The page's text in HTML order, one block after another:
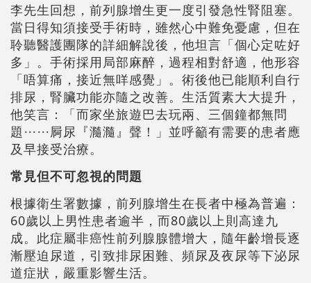
李先生回想，前列腺增生更一度引發急性腎阻塞。
當日得知須接受手術時，雖然心中難免憂慮，但在
聆聽醫護團隊的詳細解說後，他坦言「個心定咗好
多」。手術採用局部麻醉，過程相對舒適，他形容
「唔算痛，接近無咩感覺」。術後他已能順利自行
排尿，腎臟功能亦隨之改善。生活質素大大提升，
他笑言：「而家坐旅遊巴去玩兩、三個鐘都無問
題⋯⋯屙尿『瀡瀡』聲！」並呼籲有需要的患者應
及早接受治療。
常見但不可忽視的問題
根據衛生署數據，前列腺增生在長者中極為普遍：
60歲以上男性患者逾半，而80歲以上則高達九
成。此症屬非癌性前列腺腺體增大，隨年齡增長逐
漸壓迫尿道，引致排尿困難、頻尿及夜尿等下泌尿
道症狀，嚴重影響生活。